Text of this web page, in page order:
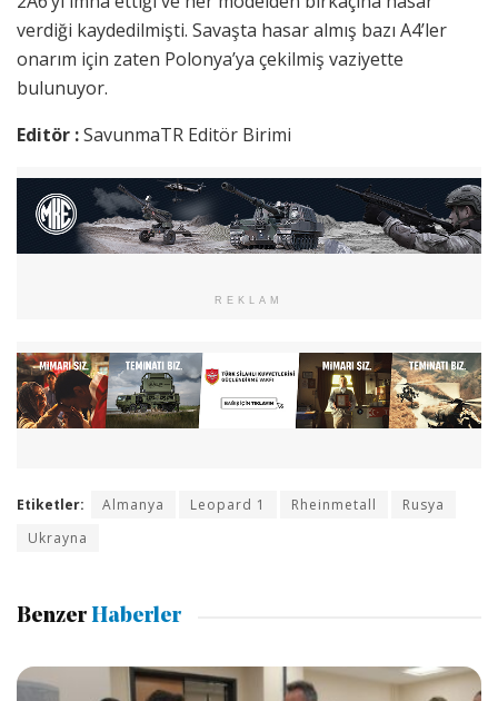
verdiği kaydedilmişti. Savaşta hasar almış bazı A4’ler
onarım için zaten Polonya’ya çekilmiş vaziyette
bulunuyor.
Editör :SavunmaTR Editör Birimi
REKLAM
Etiketler: Almanya Leopard 1 Rheinmetall
Rusya
Ukrayna
Benzer Haberler